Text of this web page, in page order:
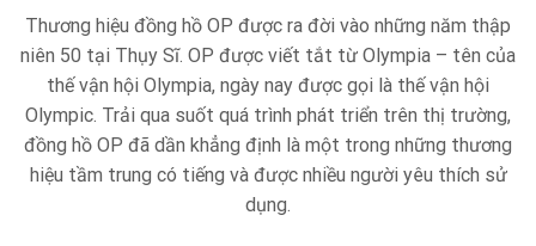
Thương hiệu đồng hồ OP được ra đời vào những năm thập
niên 50 tại Thụy Sĩ. OP được viết tắt từ Olympia – tên của
thế vận hội Olympia, ngày nay được gọi là thế vận hội
Olympic. Trải qua suốt quá trình phát triển trên thị trường,
đồng hồ OP đã dần khẳng định là một trong những thương
hiệu tầm trung có tiếng và được nhiều người yêu thích sử
dụng.